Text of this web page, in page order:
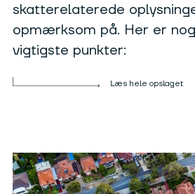
skatterelaterede
opmærksom på. Her er
vigtigste punkter:
Læs hele opslaget